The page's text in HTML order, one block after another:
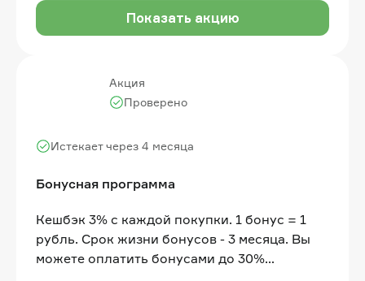
Яндекс.Карты, Гугл, Фламп, Отзовик и др.
Показать акцию
Акция
Бонусная программа
Истекает через 4 месяца
Проверено
Кешбэк 3% с каждой покупки. 1 бонус = 1
рубль. Срок жизни бонусов - 3 месяца. Вы
можете оплатить бонусами до 30%